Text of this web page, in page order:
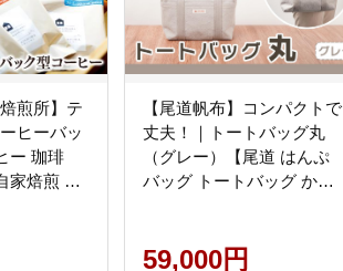
煎所】テ
ヒーバッ
ー 珈琲
家焙煎 本
地 広島
【尾道帆布】コンパクトで
丈夫！｜トートバッグ丸
（グレー）【尾道 はんぷ
バッグ トートバッグ かば
県 尾道市】
59,000円